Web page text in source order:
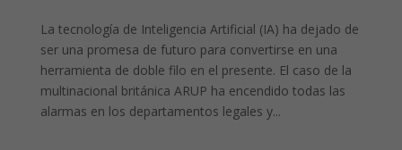
La tecnología de Inteligencia Artificial (IA) ha dejado de
ser una promesa de futuro para convertirse en una
herramienta de doble filo en el presente. El caso de la
multinacional británica ARUP ha encendido todas las
alarmas en los departamentos legales y...